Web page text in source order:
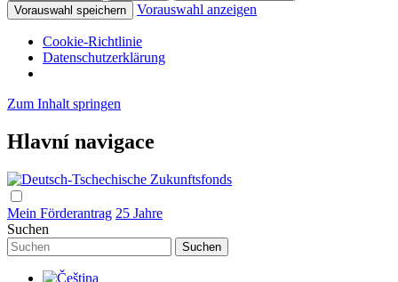
Vorauswahl speichern
Vorauswahl anzeigen
Cookie-Richtlinie
Datenschutzerklärung
Zum Inhalt springen
Hlavní navigace
Mein Förderantrag 25 Jahre
Suchen